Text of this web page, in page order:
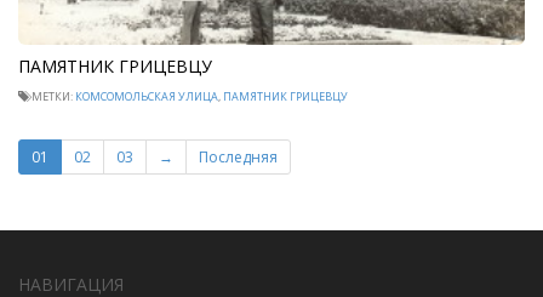
ПАМЯТНИК ГРИЦЕВЦУ
МЕТКИ: КОМСОМОЛЬСКАЯ УЛИЦА, ПАМЯТНИК ГРИЦЕВЦУ
01 02 03 → Последняя
НАВИГАЦИЯ